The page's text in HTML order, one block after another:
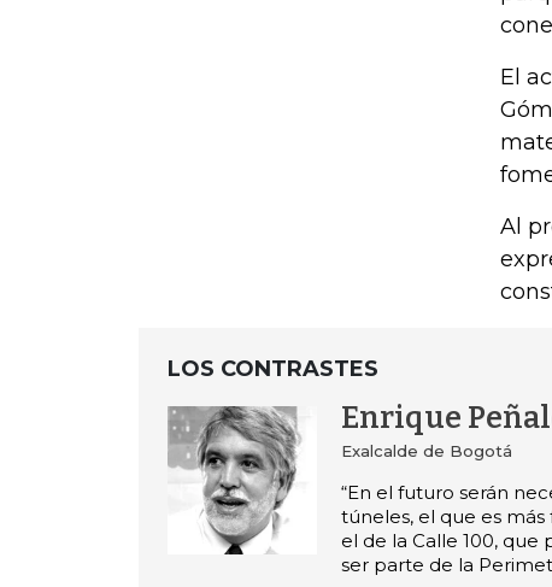
El
Al
LOS CONTRASTES
Enrique
Exalcalde de Bogotá
“En el futuro serán
túneles, el que es más
el de la Calle 100, que
ser parte de la